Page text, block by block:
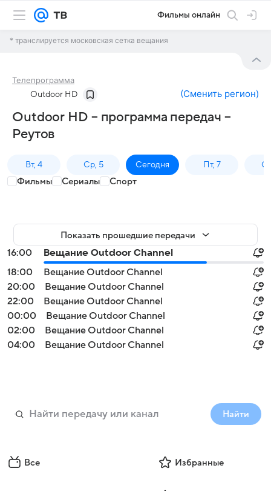
Фильмы онлайн
* транслируется московская сетка вещания
Телепрограмма
Outdoor HD (Сменить регион)
Outdoor HD – программа передач –
Реутов
Вт, 4 Ср, 5 Сегодня Пт, 7
Фильмы Сериалы Спорт
Показать прошедшие передачи
16:00
Вещание Outdoor Channel
18:00
Вещание Outdoor Channel
20:00
Вещание Outdoor Channel
22:00
Вещание Outdoor Channel
00:00
Вещание Outdoor Channel
02:00
Вещание Outdoor Channel
04:00
Вещание Outdoor Channel
Найти
Все Избранные